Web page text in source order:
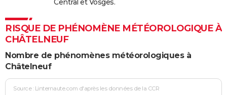
Central et Vosges.
RISQUE DE PHÉNOMÈNE MÉTÉOROLOGIQUE À
CHÂTELNEUF
Nombre de phénomènes météorologiques à
Châtelneuf
Source : Linternaute.com d'après les données de la CCR